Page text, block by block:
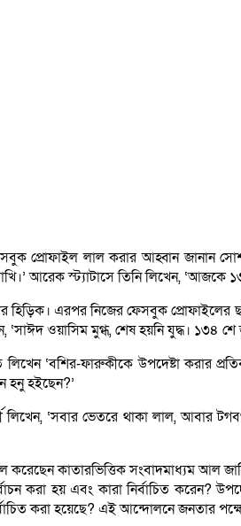
প্রোফাইল লাল করার আহ্বান জানান
আরেক স্ট্যাটাসে তিনি লিখেন, ‘আজকে
এরপর নিজের ফেসবুক প্রোফাইলের
‌‘সাঈদ ওয়াসিম মুগ্ধ, শেষ হয়নি যুদ্ধ। ১৩৪
‌‘বশির-ফারুকীকে উপদেষ্টা করার
হনু হইছেন?’
‘সবার ভেতরে থাকা লাল, আবার
কাতারভিত্তিক সংবাদমাধ্যম আল
করা হয় এবং কারা নির্বাচিত
করা হয়েছে? এই আন্দোলনে জনতার